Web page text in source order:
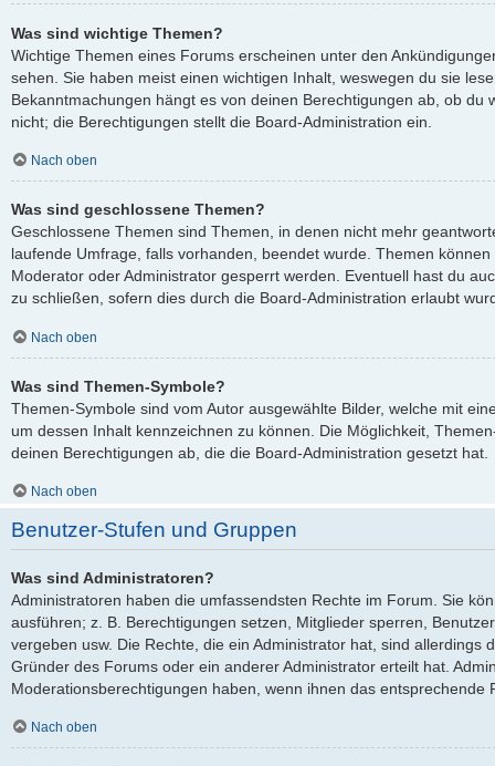
Was sind wichtige Themen?
Wichtige Themen eines Forums erscheinen unter den
sehen. Sie haben meist einen wichtigen Inhalt, weswegen du sie
Bekanntmachungen hängt es von deinen Berechtigungen ab, ob du
nicht; die Berechtigungen stellt die Board-Administration ein.
Nach oben
Was sind geschlossene Themen?
Geschlossene Themen sind Themen, in denen nicht mehr
laufende Umfrage, falls vorhanden, beendet wurde. Themen
Moderator oder Administrator gesperrt werden. Eventuell hast du
zu schließen, sofern dies durch die Board-Administration erlaubt
Nach oben
Was sind Themen-Symbole?
Themen-Symbole sind vom Autor ausgewählte Bilder, welche mit
um dessen Inhalt kennzeichnen zu können. Die Möglichkeit,
deinen Berechtigungen ab, die die Board-Administration gesetzt hat.
Nach oben
Benutzer-Stufen und Gruppen
Was sind Administratoren?
Administratoren haben die umfassendsten Rechte im Forum. Sie
ausführen; z. B. Berechtigungen setzen, Mitglieder sperren,
vergeben usw. Die Rechte, die ein Administrator hat, sind allerdings
Gründer des Forums oder ein anderer Administrator erteilt hat.
Moderationsberechtigungen haben, wenn ihnen das entsprechende
Nach oben